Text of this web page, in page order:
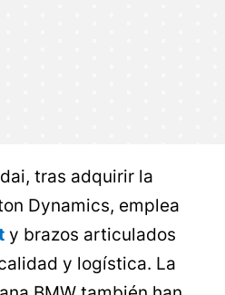
tras adquirir la
Dynamics, emplea
y brazos articulados
y logística. La